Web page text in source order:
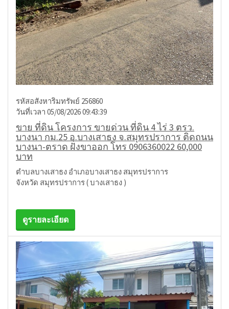
รหัสอสังหาริมทรัพย์ 256860
วันที่เวลา 05/08/2026 09:43:39
ขาย ที่ดิน โครงการ ขายด่วน ที่ดิน 4 ไร่ 3 ตรว.
บางนา กม.25 อ.บางเสาธง จ.สมุทรปราการ ติดถนน
บางนา-ตราด ฝั่งขาออก โทร 0906360022 60,000
บาท
ตำบลบางเสาธง อำเภอบางเสาธง สมุทรปราการ
จังหวัด สมุทรปราการ ( บางเสาธง )
ดูรายละเอียด